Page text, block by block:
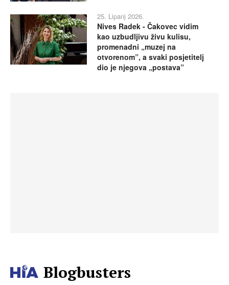
25. Lipanj 2026.
Nives Radek - Čakovec vidim
kao uzbudljivu živu kulisu,
promenadni „muzej na
otvorenom”, a svaki posjetitelj
dio je njegova „postava”
Blogbusters